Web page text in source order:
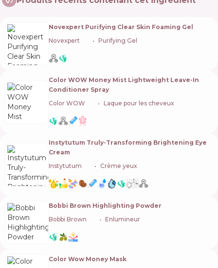
Novexpert Purifying Clear Skin Foaming Gel
Novexpert
Purifying Gel
Color WOW Money Mist Lightweight Leave-In
Conditioner Spray
Color WOW
Laque pour les cheveux
Instytutum Truly-Transforming Brightening Eye
Cream
Instytutum
Crème yeux
Bobbi Brown Highlighting Powder
Bobbi Brown
Enlumineur
Color Wow Money Mask